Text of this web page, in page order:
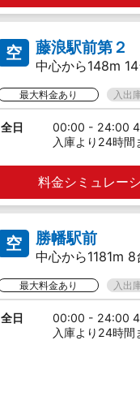
空 藤浪駅前第２
中心から148m 14
最大料金あり 入出
全日
00:00 - 24:00
入庫より24時
料金シミュレー
空 勝幡駅前
中心から1181m 8
最大料金あり 入出
全日
00:00 - 24:00
入庫より24時